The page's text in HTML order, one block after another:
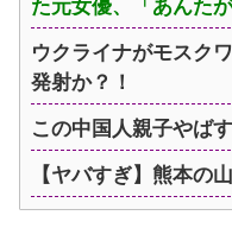
た元女優、「あんた
ウクライナがモスク
発射か？！
この中国人親子やば
【ヤバすぎ】熊本の